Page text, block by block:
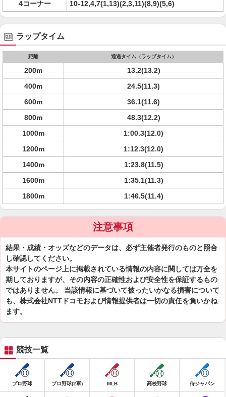
4コーナー
10-12,4,7(1,13)(2,3,11)(8,9)(5,6)
ラップタイム
距離 通過タイム（ラップタイム）
200m
13.2(13.2)
400m
24.5(11.3)
600m
36.1(11.6)
800m
48.3(12.2)
1000m
1:00.3(12.0)
1200m
1:12.3(12.0)
1400m
1:23.8(11.5)
1600m
1:35.1(11.3)
1800m
1:46.5(11.4)
注意事項
結果・成績・オッズなどのデータは、必ず主催者発行のものと照合
し確認してください。
本サイトのページ上に掲載されている情報の内容に関しては万全を
期しておりますが、その内容の正確性および安全性を保証するもの
ではありません。 当該情報に基づいて被ったいかなる損害について
も、株式会社NTTドコモおよび情報提供者は一切の責任を負いかね
ます。
競技一覧
プロ野球 プロ野球(2軍) MLB 高校野球 侍ジャパン